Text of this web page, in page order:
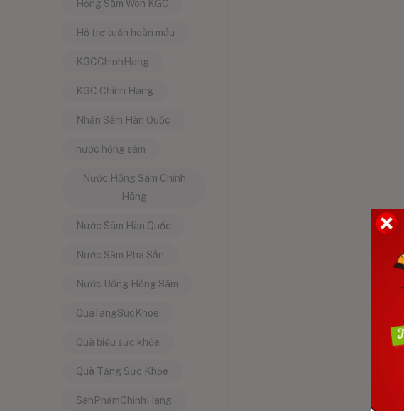
Hồng Sâm Won KGC
Hỗ trợ tuần hoàn máu
KGCChinhHang
KGC Chính Hãng
Nhân Sâm Hàn Quốc
nước hồng sâm
Nước Hồng Sâm Chính
Hãng
Nước Sâm Hàn Quốc
Nước Sâm Pha Sẵn
Nước Uống Hồng Sâm
QuaTangSucKhoe
Quà biếu sức khỏe
Quà Tặng Sức Khỏe
SanPhamChinhHang